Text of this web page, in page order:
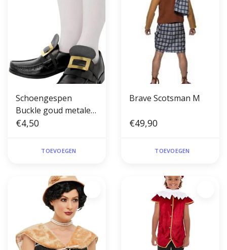
Schoengespen
Buckle goud metalen
gesp met zwart
€4,50
TOEVOEGEN
Brave Scotsman M
€49,90
TOEVOEGEN